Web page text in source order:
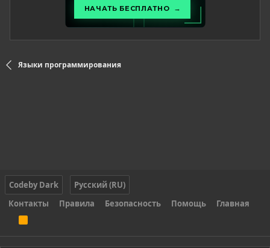
Языки программирования
Codeby Dark
Русский (RU)
Контакты
Правила Безопасность Помощь Главная
S